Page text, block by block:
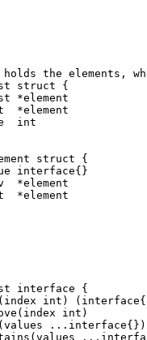
the elements,
struct {
*element
*element
int
struct {
interface{}
*element
*element
interface {
int ) ( interface
int )
...
interface{})
...